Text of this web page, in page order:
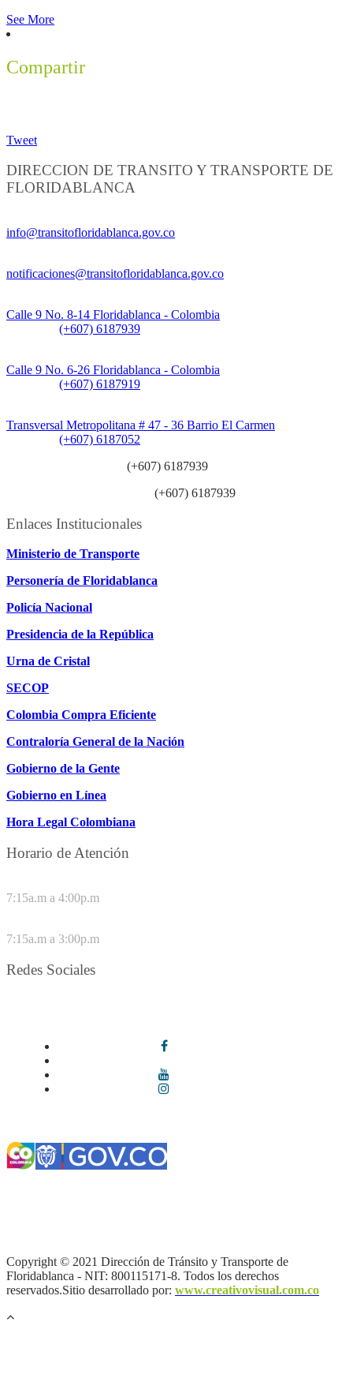
See More
Compartir
Tweet
DIRECCION DE TRANSITO Y TRANSPORTE DE
FLORIDABLANCA
info@transitofloridablanca.gov.co
notificaciones@transitofloridablanca.gov.co
Calle 9 No. 8-14 Floridablanca - Colombia
(+607) 6187939
Calle 9 No. 6-26 Floridablanca - Colombia
(+607) 6187919
Transversal Metropolitana # 47 - 36 Barrio El Carmen
(+607) 6187052
(+607) 6187939
(+607) 6187939
Enlaces Institucionales
Ministerio de Transporte
Personería de Floridablanca
Policía Nacional
Presidencia de la República
Urna de Cristal
SECOP
Colombia Compra Eficiente
Contraloría General de la Nación
Gobierno de la Gente
Gobierno en Línea
Hora Legal Colombiana
Horario de Atención
7:15a.m a 4:00p.m
7:15a.m a 3:00p.m
Redes Sociales
Copyright © 2021 Dirección de Tránsito y Transporte de
Floridablanca - NIT: 800115171-8. Todos los derechos
reservados.Sitio desarrollado por: www.creativovisual.com.co